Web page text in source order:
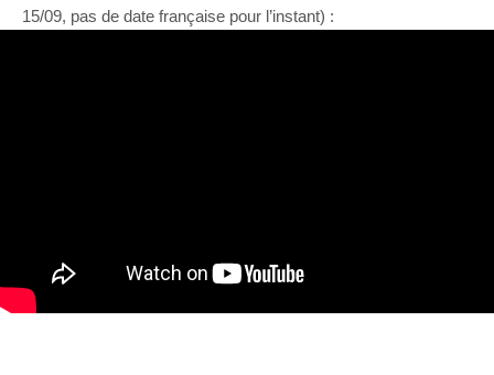
15/09, pas de date française pour l’instant) :